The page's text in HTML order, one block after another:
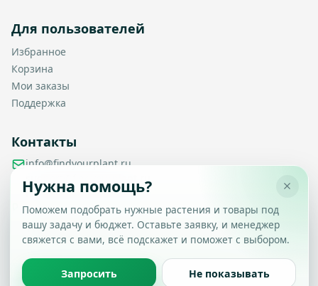
Для пользователей
Избранное
Корзина
Мои заказы
Поддержка
Контакты
info@findyourplant.ru
support@findyourplant.ru
findyourplantofficial@gmail.com
+7 929 115-17-50
Санкт-Петербург, Гражданский проспект, д. 104, корп. 1,
литера А, офис 430
Настройка конфиденциальности
Вы можете выбрать, какие типы файлов cookie
разрешить.
Политика обработки данных
Нужна помощь?
Поможем подобрать нужные растения и товары под
вашу задачу и бюджет. Оставьте заявку, и менеджер
свяжется с вами, всё подскажет и поможет с выбором.
Запросить Не показывать